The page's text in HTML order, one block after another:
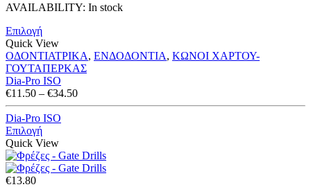
€11.50
AVAILABILITY: In stock
Επιλογή
Quick View
ΟΔΟΝΤΙΑΤΡΙΚΑ, ΕΝΔΟΔΟΝΤΙΑ, ΚΩΝΟΙ ΧΑΡΤΟΥ-
ΓΟΥΤΑΠΕΡΚΑΣ
Dia-Pro ISO
€11.50 – €34.50Price
range:
Dia-Pro ISO
Επιλογή
Quick View
€13.80